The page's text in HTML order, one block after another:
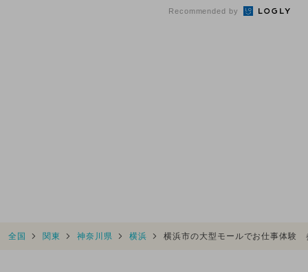
Recommended by
全国 関東 神奈川県 横浜 横浜市の大型モールでお仕事体験